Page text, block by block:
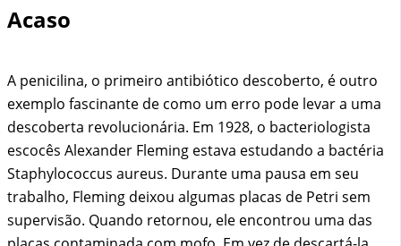
Acaso
A penicilina, o primeiro antibiótico descoberto, é outro
exemplo fascinante de como um erro pode levar a uma
descoberta revolucionária. Em 1928, o bacteriologista
escocês Alexander Fleming estava estudando a bactéria
Staphylococcus aureus. Durante uma pausa em seu
trabalho, Fleming deixou algumas placas de Petri sem
supervisão. Quando retornou, ele encontrou uma das